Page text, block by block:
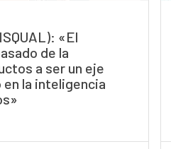
«El
de la
a ser un eje
la inteligencia